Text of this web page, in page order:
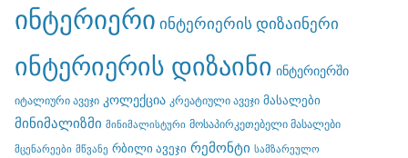
ინტერიერი ინტერიერის დიზაინერი
ინტერიერის დიზაინი ინტერიერში
იტალიური ავეჯი კოლექცია კრეატიული ავეჯი მასალები
მინიმალიზმი მინიმალისტური მოსაპირკეთებელი მასალები
მცენარეები მწვანე რბილი ავეჯი რემონტი სამზარეულო